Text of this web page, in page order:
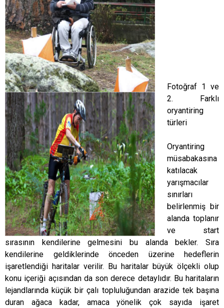
Fotoğraf 1 ve
2. Farklı
oryantiring
türleri
Oryantiring
müsabakasına
katılacak
yarışmacılar
sınırları
belirlenmiş bir
alanda toplanır
ve start
sırasının kendilerine gelmesini bu alanda bekler. Sıra
kendilerine geldiklerinde önceden üzerine hedeflerin
işaretlendiği haritalar verilir. Bu haritalar büyük ölçekli olup
konu içeriği açısından da son derece detaylıdır. Bu haritaların
lejandlarında küçük bir çalı topluluğundan arazide tek başına
duran ağaca kadar, amaca yönelik çok sayıda işaret